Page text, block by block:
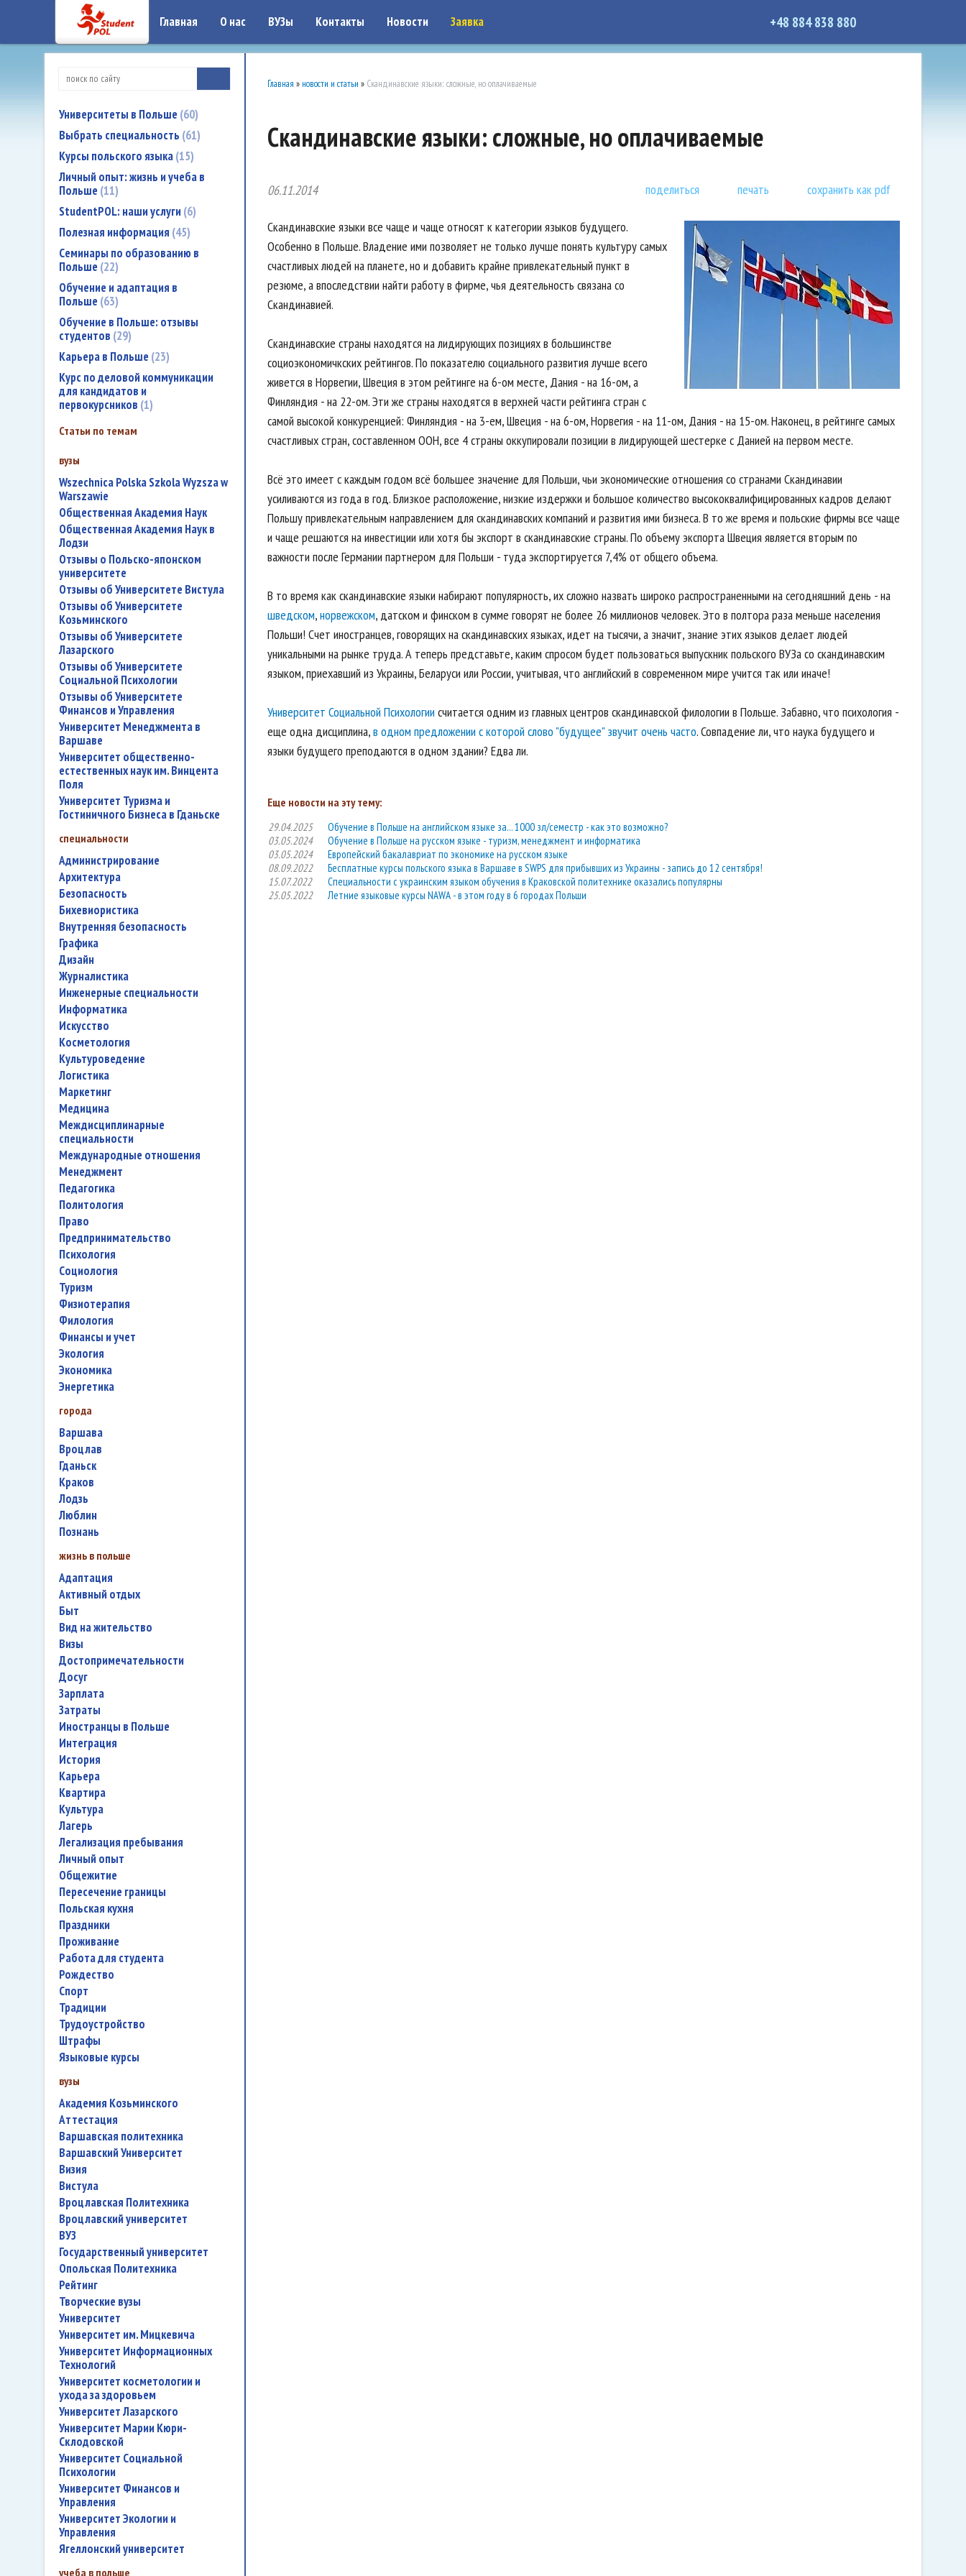
google-site-verification: google7a917c261df1566b.htmlgoogle-site-verification: google7a917c261df1566b.html
Главная О нас ВУЗы Контакты Новости Заявка +48 884 838 880
Университеты в Польше 60
Выбрать специальность 61
Курсы польского языка 15
Личный опыт: жизнь и учеба в
Польше 11
StudentPOL: наши услуги 6
Полезная информация 45
Семинары по образованию в
Польше 22
Обучение и адаптация в
Польше 63
Обучение в Польше: отзывы
студентов 29
Карьера в Польше 23
Курс по деловой коммуникации
для кандидатов и
первокурсников 1
Статьи по темам
вузы
Wszechnica Polska Szkola Wyzsza w
Warszawie
Общественная Академия Наук
Общественная Академия Наук в
Лодзи
Отзывы о Польско-японском
университете
Отзывы об Университете Вистула
Отзывы об Университете
Козьминского
Отзывы об Университете
Лазарского
Отзывы об Университете
Социальной Психологии
Отзывы об Университете
Финансов и Управления
Университет Менеджмента в
Варшаве
Университет общественно-
естественных наук им. Винцента
Поля
Университет Туризма и
Гостиничного Бизнеса в Гданьске
специальности
администрирование
архитектура
безопасность
бихевиористика
внутренняя безопасность
графика
дизайн
журналистика
инженерные специальности
информатика
искусство
косметология
культуроведение
логистика
маркетинг
медицина
междисциплинарные
специальности
международные отношения
менеджмент
педагогика
политология
право
предпринимательство
психология
социология
туризм
физиотерапия
филология
финансы и учет
экология
экономика
энергетика
города
Варшава
Вроцлав
Гданьск
Краков
Лодзь
Люблин
Познань
жизнь в польше
адаптация
активный отдых
быт
вид на жительство
визы
достопримечательности
досуг
зарплата
затраты
иностранцы в Польше
интеграция
история
карьера
квартира
культура
лагерь
легализация пребывания
личный опыт
общежитие
пересечение границы
польская кухня
праздники
проживание
работа для студента
Рождество
спорт
традиции
трудоустройство
штрафы
языковые курсы
вузы
Академия Козьминского
аттестация
Варшавская политехника
Варшавский Университет
Визия
Вистула
Вроцлавская Политехника
Вроцлавский университет
ВУЗ
государственный университет
Опольская Политехника
рейтинг
творческие вузы
университет
Университет им. Мицкевича
Университет Информационных
Технологий
университет косметологии и
ухода за здоровьем
Университет Лазарского
Университет Марии Кюри-
Склодовской
Университет Социальной
Психологии
Университет Финансов и
Управления
Университет Экологии и
Управления
Ягеллонский университет
учеба в польше
Главная » новости и статьи » Скандинавские языки: сложные, но оплачиваемые
Скандинавские языки: сложные, но оплачиваемые
06.11.2014 поделиться печать сохранить как pdf
Скандинавские языки все чаще и чаще относят к категории языков будущего.
Особенно в Польше. Владение ими позволяет не только лучше понять культуру самых
счастливых людей на планете, но и добавить крайне привлекательный пункт в
резюме, а впоследствии найти работу в фирме, чья деятельность связана со
Скандинавией.
Скандинавские страны находятся на лидирующих позициях в большинстве
социоэкономичкских рейтингов. По показателю социального развития лучше всего
живется в Норвегии, Швеция в этом рейтинге на 6-ом месте, Дания - на 16-ом, а
Финляндия - на 22-ом. Эти же страны находятся в верхней части рейтинга стран с
самой высокой конкуренцией: Финляндия - на 3-ем, Швеция - на 6-ом, Норвегия - на 11-ом, Дания - на 15-ом. Наконец, в рейтинге самых
счастливых стран, составленном ООН, все 4 страны оккупировали позиции в лидирующей шестерке с Данией на первом месте.
Всё это имеет с каждым годом всё большее значение для Польши, чьи экономические отношения со странами Скандинавии
усиливаются из года в год. Близкое расположение, низкие издержки и большое количество высококвалифицированных кадров делают
Польшу привлекательным направлением для скандинавских компаний и развития ими бизнеса. В то же время и польские фирмы все чаще
и чаще решаются на инвестиции или хотя бы экспорт в скандинавские страны. По объему экспорта Швеция является вторым по
важности после Германии партнером для Польши - туда экспортируется 7,4% от общего объема.
В то время как скандинавские языки набирают популярность, их сложно назвать широко распространенными на сегодняшний день - на
шведском,норвежском, датском и финском в сумме говорят не более 26 миллионов человек. Это в полтора раза меньше населения
Польши! Счет иностранцев, говорящих на скандинавских языках, идет на тысячи, а значит, знание этих языков делает людей
уникальными на рынке труда. А теперь представьте, каким спросом будет пользоваться выпускник польского ВУЗа со скандинавским
языком, приехавший из Украины, Беларуси или России, учитывая, что английский в современном мире учится так или иначе!
Университет Социальной Психологии считается одним из главных центров скандинавской филологии в Польше. Забавно, что психология -
еще одна дисциплина,в одном предложении с которой слово "будущее" звучит очень часто. Совпадение ли, что наука будущего и
языки будущего преподаются в одном здании? Едва ли.
Еще новости на эту тему:
29.04.2025
Обучение в Польше на английском языке за... 1000 зл/семестр - как это возможно?
03.05.2024
Обучение в Польше на русском языке - туризм, менеджмент и информатика
03.05.2024
Европейский бакалавриат по экономике на русском языке
08.09.2022
Бесплатные курсы польского языка в Варшаве в SWPS для прибывших из Украины - запись до 12 сентября!
15.07.2022
Специальности с украинским языком обучения в Краковской политехнике оказались популярны
25.05.2022
Летние языковые курсы NAWA - в этом году в 6 городах Польши